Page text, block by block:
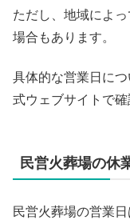
ただし、地域によ
場合もあります。
具体的な営業日に
式ウェブサイトで確
民営火葬場の休
民営火葬場の営業